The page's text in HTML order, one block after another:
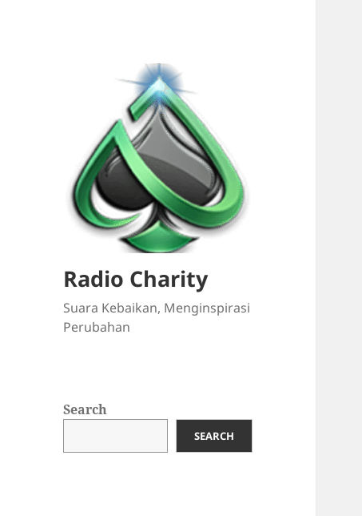
Radio Charity
Suara Kebaikan, Menginspirasi
Perubahan
Search
SEARCH